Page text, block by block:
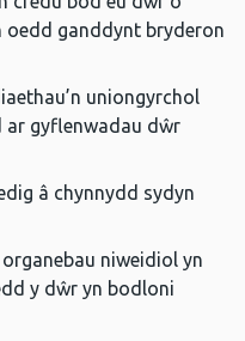
oedd ganddynt bryderon
uniongyrchol
ar gyflenwadau dŵr
â chynnydd sydyn
niweidiol yn
y dŵr yn bodloni